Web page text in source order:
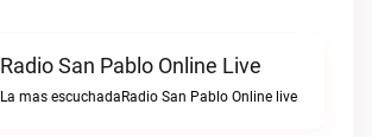
Radio San Pablo Online Live
La mas escuchadaRadio San Pablo Online live